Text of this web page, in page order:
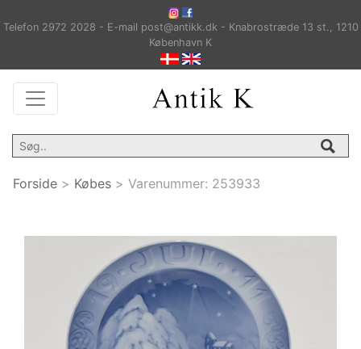
Telefon 2972 2028 - E-mail post@antikk.dk - Knabrostræde 13 st., 1210
København K
Forside > Købes > Varenummer: 253933